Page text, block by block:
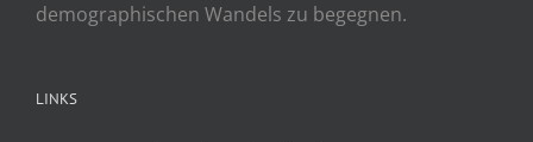
demographischen Wandels zu begegnen.
LINKS